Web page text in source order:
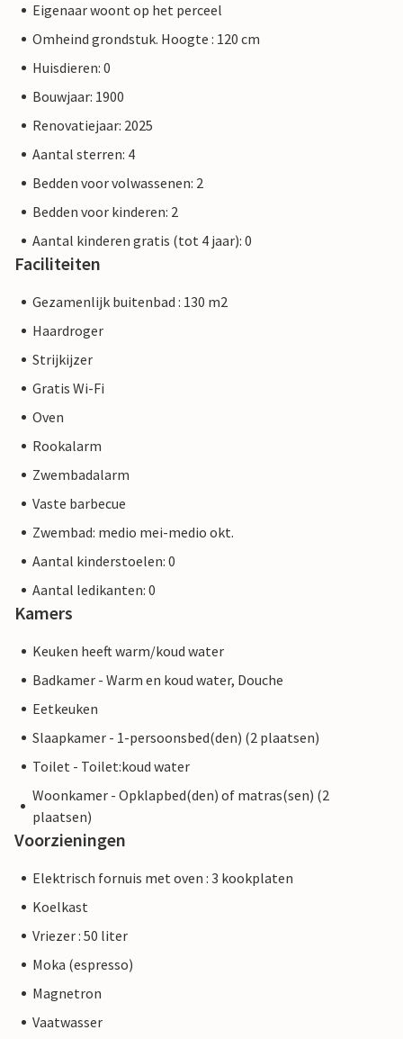
Eigenaar woont op het perceel
Omheind grondstuk. Hoogte : 120 cm
Huisdieren: 0
Bouwjaar: 1900
Renovatiejaar: 2025
Aantal sterren: 4
Bedden voor volwassenen: 2
Bedden voor kinderen: 2
Aantal kinderen gratis (tot 4 jaar): 0
Faciliteiten
Gezamenlijk buitenbad : 130 m2
Haardroger
Strijkijzer
Gratis Wi-Fi
Oven
Rookalarm
Zwembadalarm
Vaste barbecue
Zwembad: medio mei-medio okt.
Aantal kinderstoelen: 0
Aantal ledikanten: 0
Kamers
Keuken heeft warm/koud water
Badkamer - Warm en koud water, Douche
Eetkeuken
Slaapkamer - 1-persoonsbed(den) (2 plaatsen)
Toilet - Toilet:koud water
Woonkamer - Opklapbed(den) of matras(sen) (2
plaatsen)
Voorzieningen
Elektrisch fornuis met oven : 3 kookplaten
Koelkast
Vriezer : 50 liter
Moka (espresso)
Magnetron
Vaatwasser